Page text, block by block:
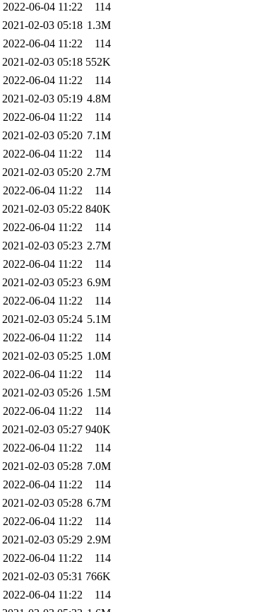
2022-06-04 11:22
114
2021-02-03 05:18 1.3M
2022-06-04 11:22
114
2021-02-03 05:18 552K
2022-06-04 11:22
114
2021-02-03 05:19 4.8M
2022-06-04 11:22
114
2021-02-03 05:20 7.1M
2022-06-04 11:22
114
2021-02-03 05:20 2.7M
2022-06-04 11:22
114
2021-02-03 05:22 840K
2022-06-04 11:22
114
2021-02-03 05:23 2.7M
2022-06-04 11:22
114
2021-02-03 05:23 6.9M
2022-06-04 11:22
114
2021-02-03 05:24 5.1M
2022-06-04 11:22
114
2021-02-03 05:25 1.0M
2022-06-04 11:22
114
2021-02-03 05:26 1.5M
2022-06-04 11:22
114
2021-02-03 05:27 940K
2022-06-04 11:22
114
2021-02-03 05:28 7.0M
2022-06-04 11:22
114
2021-02-03 05:28 6.7M
2022-06-04 11:22
114
2021-02-03 05:29 2.9M
2022-06-04 11:22
114
2021-02-03 05:31 766K
2022-06-04 11:22
114